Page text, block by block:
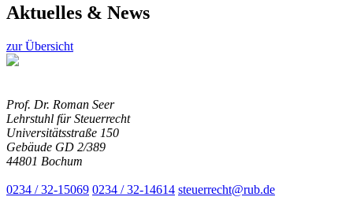
Aktuelles & News
zur Übersicht
Prof. Dr. Roman Seer
Lehrstuhl für Steuerrecht
Universitätsstraße 150
Gebäude GD 2/389
44801 Bochum
0234 / 32-15069 0234 / 32-14614 steuerrecht@rub.de